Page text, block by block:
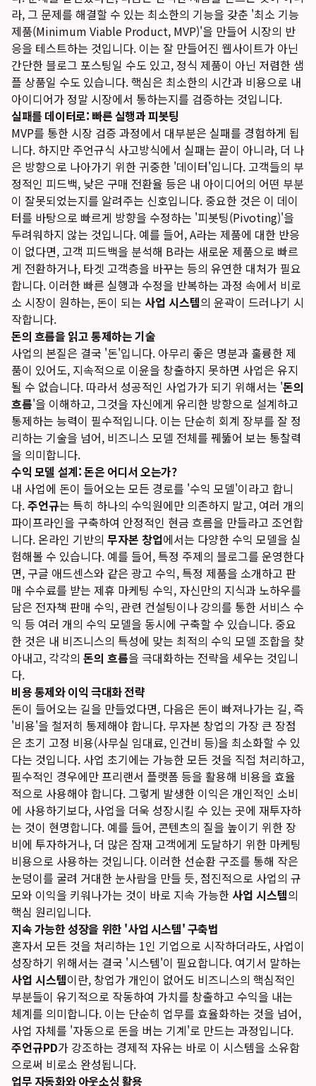
라, 그 문제를 해결할 수 있는 최소한의 기능을 갖춘 '최소 기능
제품(Minimum Viable Product, MVP)'을 만들어 시장의 반
응을 테스트하는 것입니다. 이는 잘 만들어진 웹사이트가 아닌
간단한 블로그 포스팅일 수도 있고, 정식 제품이 아닌 저렴한 샘
플 상품일 수도 있습니다. 핵심은 최소한의 시간과 비용으로 내
아이디어가 정말 시장에서 통하는지를 검증하는 것입니다.
실패를 데이터로: 빠른 실행과 피봇팅
MVP를 통한 시장 검증 과정에서 대부분은 실패를 경험하게 됩
니다. 하지만 주언규식 사고방식에서 실패는 끝이 아니라, 더 나
은 방향으로 나아가기 위한 귀중한 '데이터'입니다. 고객들의 부
정적인 피드백, 낮은 구매 전환율 등은 내 아이디어의 어떤 부분
이 잘못되었는지를 알려주는 신호입니다. 중요한 것은 이 데이
터를 바탕으로 빠르게 방향을 수정하는 '피봇팅(Pivoting)'을
두려워하지 않는 것입니다. 예를 들어, A라는 제품에 대한 반응
이 없다면, 고객 피드백을 분석해 B라는 새로운 제품으로 빠르
게 전환하거나, 타겟 고객층을 바꾸는 등의 유연한 대처가 필요
합니다. 이러한 빠른 실행과 수정을 반복하는 과정 속에서 비로
소 시장이 원하는, 돈이 되는 사업 시스템의 윤곽이 드러나기 시
작합니다.
돈의 흐름을 읽고 통제하는 기술
사업의 본질은 결국 '돈'입니다. 아무리 좋은 명분과 훌륭한 제
품이 있어도, 지속적으로 이윤을 창출하지 못하면 사업은 유지
될 수 없습니다. 따라서 성공적인 사업가가 되기 위해서는 '돈의
흐름'을 이해하고, 그것을 자신에게 유리한 방향으로 설계하고
통제하는 능력이 필수적입니다. 이는 단순히 회계 장부를 잘 정
리하는 기술을 넘어, 비즈니스 모델 전체를 꿰뚫어 보는 통찰력
을 의미합니다.
수익 모델 설계: 돈은 어디서 오는가?
내 사업에 돈이 들어오는 모든 경로를 '수익 모델'이라고 합니
다.주언규는 특히 하나의 수익원에만 의존하지 말고, 여러 개의
파이프라인을 구축하여 안정적인 현금 흐름을 만들라고 조언합
니다. 온라인 기반의 무자본 창업에서는 다양한 수익 모델을 실
험해볼 수 있습니다. 예를 들어, 특정 주제의 블로그를 운영한다
면, 구글 애드센스와 같은 광고 수익, 특정 제품을 소개하고 판
매 수수료를 받는 제휴 마케팅 수익, 자신만의 지식과 노하우를
담은 전자책 판매 수익, 관련 컨설팅이나 강의를 통한 서비스 수
익 등 여러 개의 수익 모델을 동시에 구축할 수 있습니다. 중요
한 것은 내 비즈니스의 특성에 맞는 최적의 수익 모델 조합을 찾
아내고, 각각의 돈의 흐름을 극대화하는 전략을 세우는 것입니
다.
비용 통제와 이익 극대화 전략
돈이 들어오는 길을 만들었다면, 다음은 돈이 빠져나가는 길, 즉
'비용'을 철저히 통제해야 합니다. 무자본 창업의 가장 큰 장점
은 초기 고정 비용(사무실 임대료, 인건비 등)을 최소화할 수 있
다는 것입니다. 사업 초기에는 가능한 모든 것을 직접 처리하고,
필수적인 경우에만 프리랜서 플랫폼 등을 활용해 비용을 효율
적으로 사용해야 합니다. 그렇게 발생한 이익은 개인적인 소비
에 사용하기보다, 사업을 더욱 성장시킬 수 있는 곳에 재투자하
는 것이 현명합니다. 예를 들어, 콘텐츠의 질을 높이기 위한 장
비에 투자하거나, 더 많은 잠재 고객에게 도달하기 위한 마케팅
비용으로 사용하는 것입니다. 이러한 선순환 구조를 통해 작은
눈덩이를 굴려 거대한 눈사람을 만들 듯, 점진적으로 사업의 규
모와 이익을 키워나가는 것이 바로 지속 가능한 사업 시스템의
핵심 원리입니다.
지속 가능한 성장을 위한 '사업 시스템' 구축법
혼자서 모든 것을 처리하는 1인 기업으로 시작하더라도, 사업이
성장하기 위해서는 결국 '시스템'이 필요합니다. 여기서 말하는
사업 시스템이란, 창업가 개인이 없어도 비즈니스의 핵심적인
부분들이 유기적으로 작동하여 가치를 창출하고 수익을 내는
체계를 의미합니다. 이는 단순히 업무를 효율화하는 것을 넘어,
사업 자체를 '자동으로 돈을 버는 기계'로 만드는 과정입니다.
주언규PD가 강조하는 경제적 자유는 바로 이 시스템을 소유함
으로써 비로소 완성됩니다.
업무 자동화와 아웃소싱 활용